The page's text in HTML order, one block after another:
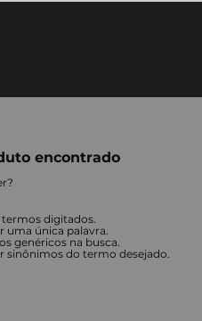
encontrado
digitados.
uma única palavra.
genéricos na busca.
sinônimos do termo desejado.